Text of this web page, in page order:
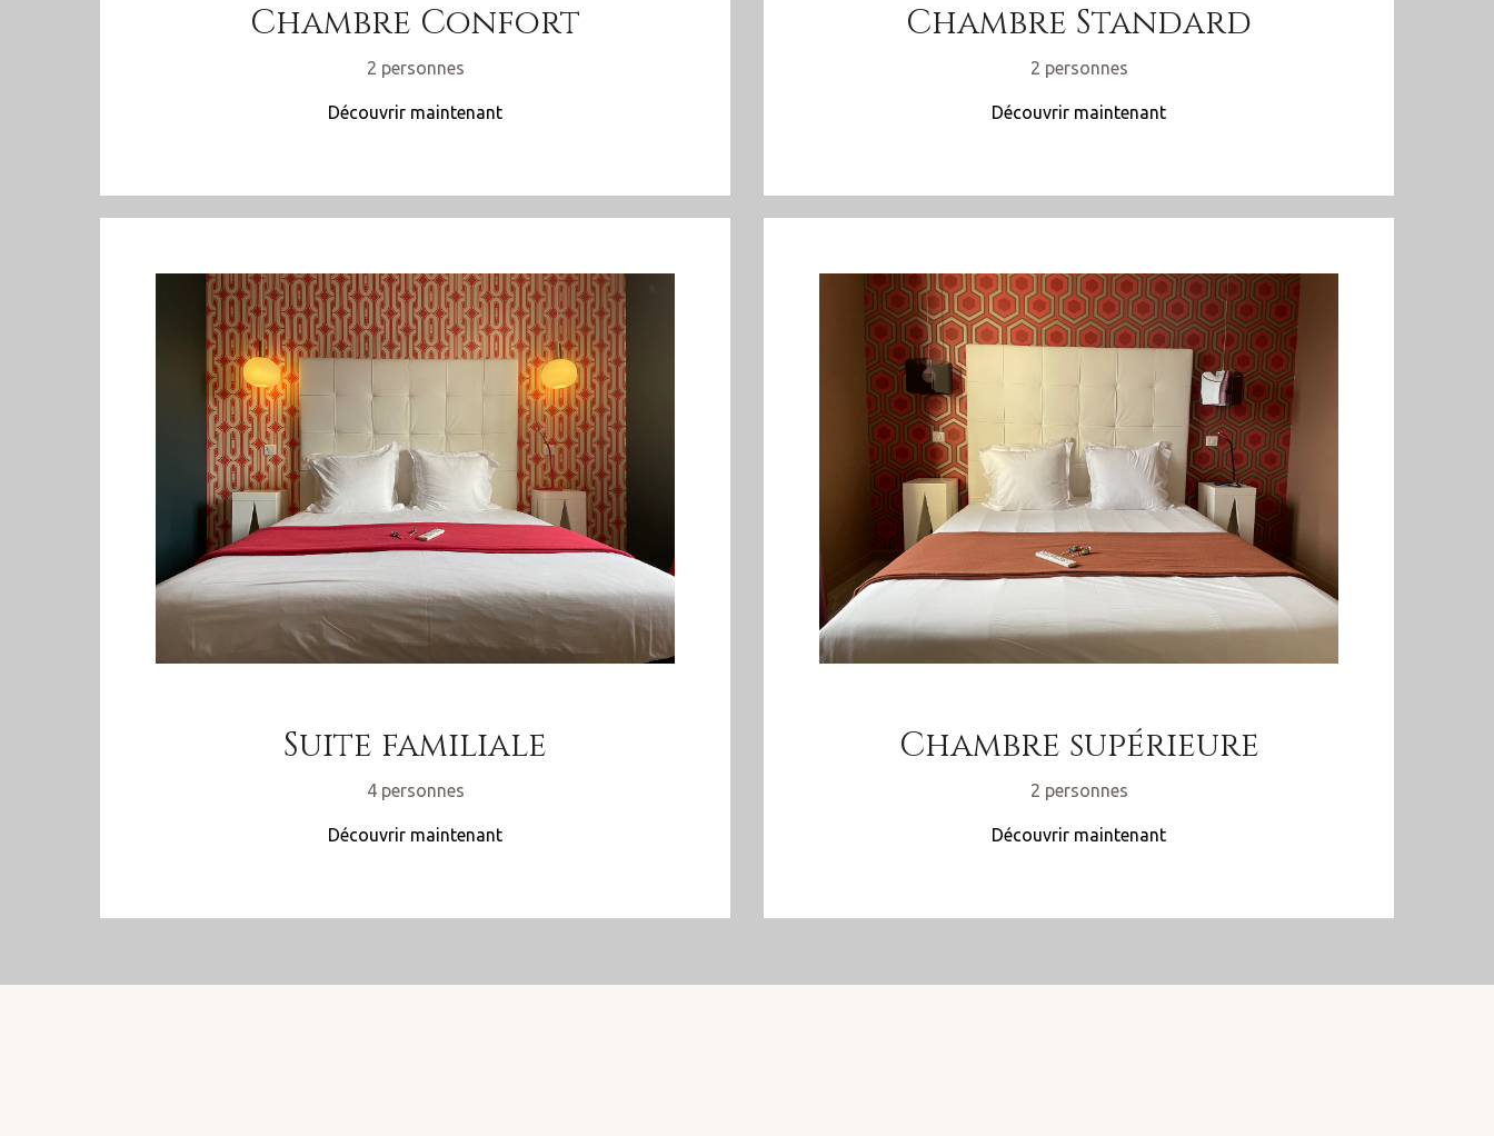
Chambre Confort
2 personnes
Découvrir maintenant
Chambre Standard
2 personnes
Découvrir maintenant
Suite familiale
4 personnes
Découvrir maintenant
Chambre supérieure
2 personnes
Découvrir maintenant